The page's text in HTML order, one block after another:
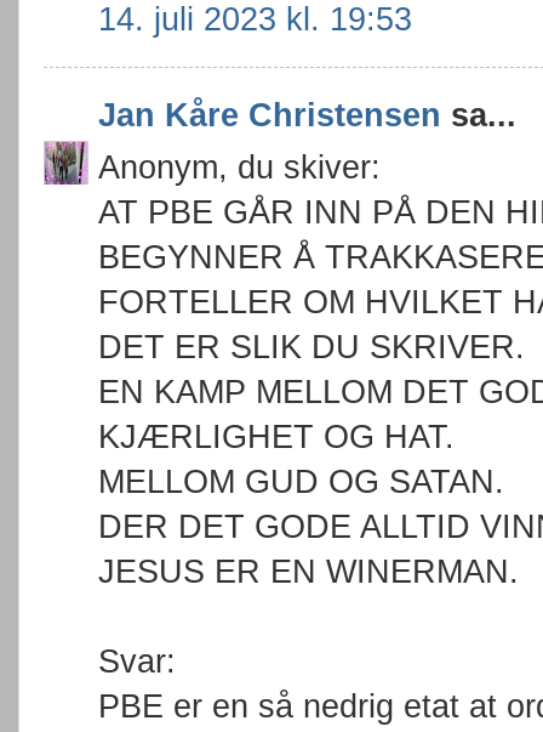
14. juli 2023 kl. 19:53
Jan Kåre Christensen sa...
Anonym, du skiver:
AT PBE GÅR INN PÅ DEN
BEGYNNER Å
FORTELLER OM HVILKET
DET ER SLIK DU SKRIVER.
EN KAMP MELLOM DET
KJÆRLIGHET OG HAT.
MELLOM GUD OG SATAN.
DER DET GODE ALLTID
JESUS ER EN WINERMAN.
Svar:
PBE er en så nedrig etat at